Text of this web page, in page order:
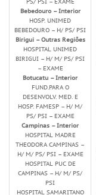
Bebedouro – Interior
HOSP. UNIMED
BEBEDOURO – H/ PS/ PSI
Birigui – Outras Regiões
HOSPITAL UNIMED
BIRIGUI – H/ M/ PS/ PSI
– EXAME
Botucatu – Interior
FUND.PARA O
DESENVOLV. MED. E
HOSP. FAMESP – H/ M/
PS/ PSI – EXAME
Campinas – Interior
HOSPITAL MADRE
THEODORA CAMPINAS –
H/ M/ PS/ PSI – EXAME
HOSPITAL PUC DE
CAMPINAS – H/ M/ PS/
PSI
HOSPITAL SAMARITANO